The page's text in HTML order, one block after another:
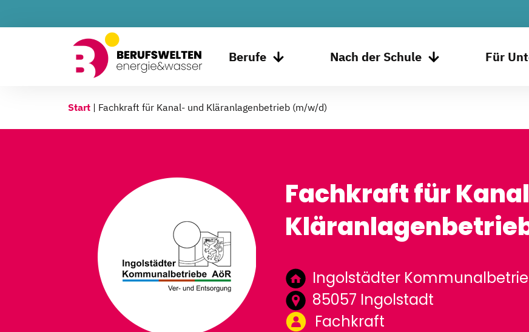
Berufe Nach der Schule Für
Start | Fachkraft für Kanal- und Kläranlagenbetrieb (m/w/d)
Fachkraft für
Ingolstädter
85057 Ingolstadt
Fachkraft